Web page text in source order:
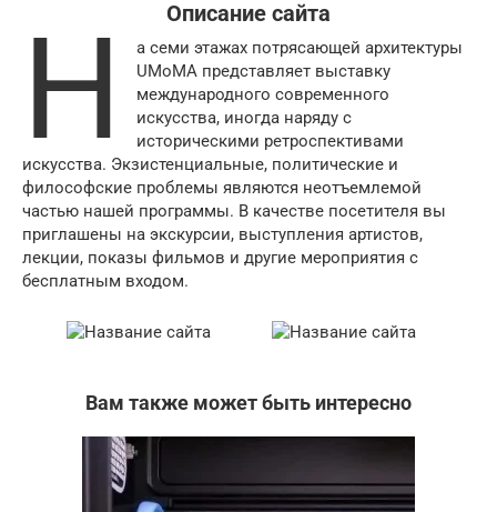
Описание сайта
Н
а семи этажах потрясающей архитектуры
UMoMA представляет выставку
международного современного
искусства, иногда наряду с
историческими ретроспективами
искусства. Экзистенциальные, политические и
философские проблемы являются неотъемлемой
частью нашей программы. В качестве посетителя вы
приглашены на экскурсии, выступления артистов,
лекции, показы фильмов и другие мероприятия с
бесплатным входом.
Вам также может быть интересно